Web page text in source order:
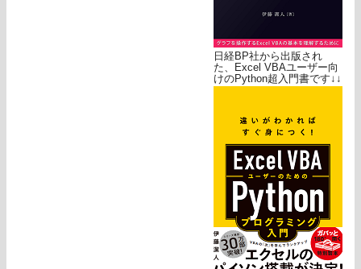
日経BP社から出版され
た、Excel VBAユーザー向
けのPython超入門書です↓↓